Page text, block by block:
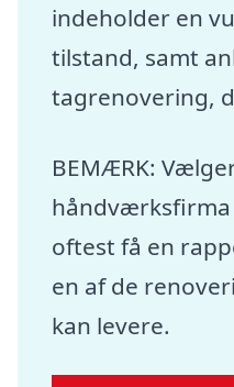
indeholder en
tilstand, samt
tagrenovering,
BEMÆRK:
håndværksfirma
oftest få en
en af de
kan levere.